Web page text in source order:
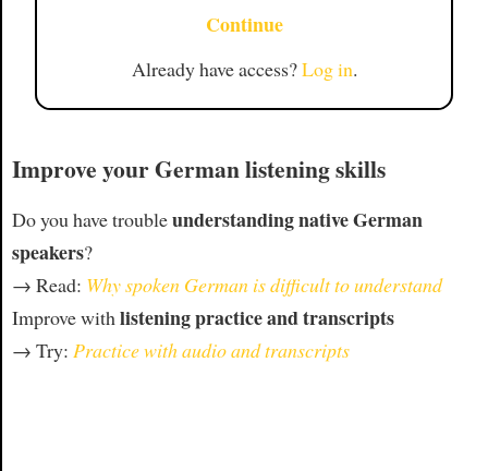
Continue
Already have access?Log in.
Improve your German listening skills
Do you have troubleunderstanding native German
speakers?
→ Read: Why spoken German is difficult to understand
Improve withlistening practice and transcripts
→ Try: Practice with audio and transcripts